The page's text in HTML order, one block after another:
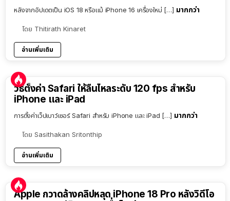
หลังจากอัปเดตเป็น iOS 18 หรือแม้ iPhone 16 เครื่องใหม่ […] มากกว่า
โดย Thitirath Kinaret
อ่านเพิ่มเติม
วิธีตั้งค่า Safari ให้ลื่นไหลระดับ 120 fps สำหรับ
iPhone และ iPad
การตั้งค่าเว็ปเบาว์เซอร์ Safari สำหรับ iPhone และ iPad […] มากกว่า
โดย Sasithakan Sritonthip
อ่านเพิ่มเติม
Apple กวาดล้างคลิปหลุด iPhone 18 Pro หลังวิดีโอ